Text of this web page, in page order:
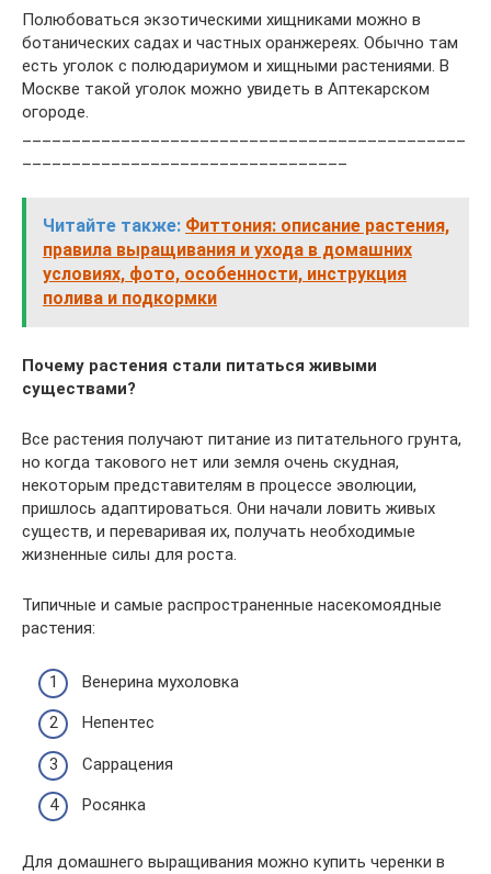
Полюбоваться экзотическими хищниками можно в
ботанических садах и частных оранжереях. Обычно там
есть уголок с полюдариумом и хищными растениями. В
Москве такой уголок можно увидеть в Аптекарском
огороде.
Читайте также: Фиттония: описание растения,
правила выращивания и ухода в домашних
условиях, фото, особенности, инструкция
полива и подкормки
Почему растения стали питаться живыми
существами?
Все растения получают питание из питательного грунта,
но когда такового нет или земля очень скудная,
некоторым представителям в процессе эволюции,
пришлось адаптироваться. Они начали ловить живых
существ, и переваривая их, получать необходимые
жизненные силы для роста.
Типичные и самые распространенные насекомоядные
растения:
Венерина мухоловка
Непентес
Саррацения
Росянка
Для домашнего выращивания можно купить черенки в